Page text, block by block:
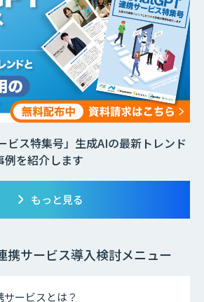
ビス特集号」生成AIの最新トレンド
例を紹介します
もっと見る
携サービス導入検討メニュー
ービスとは？